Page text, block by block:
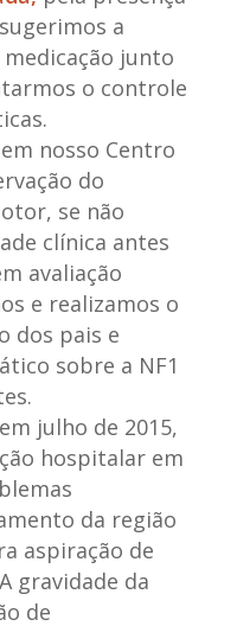
a
medicação junto
o controle
nosso Centro
do
se não
clínica antes
avaliação
e realizamos o
dos pais e
sobre a NF1
julho de 2015,
hospitalar em
da região
aspiração de
gravidade da
de